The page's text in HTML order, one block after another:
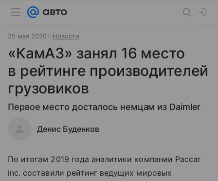
25 мая 2020 Новости
«КамАЗ» занял 16 место
в рейтинге производителей
грузовиков
Первое место досталось немцам из Daimler
Денис Буденков
По итогам 2019 года аналитики компании Paccar
inc. составили рейтинг ведущих мировых